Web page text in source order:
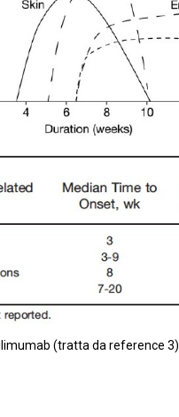
(tratta da reference 3)